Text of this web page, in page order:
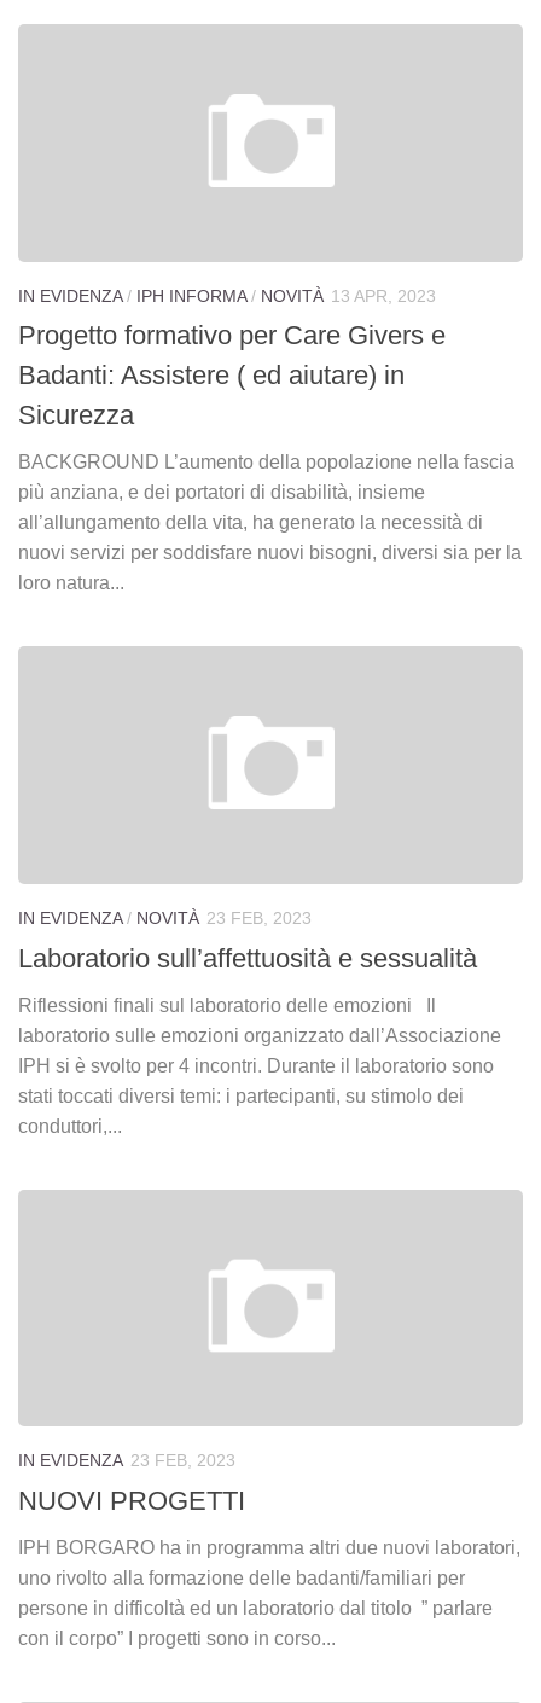
IN EVIDENZA/ IPH INFORMA/ NOVITÀ 13 APR, 2023
Progetto formativo per Care Givers e
Badanti: Assistere ( ed aiutare) in
Sicurezza
BACKGROUND L’aumento della popolazione nella fascia
più anziana, e dei portatori di disabilità, insieme
all’allungamento della vita, ha generato la necessità di
nuovi servizi per soddisfare nuovi bisogni, diversi sia per la
loro natura...
IN EVIDENZA/ NOVITÀ 23 FEB, 2023
Laboratorio sull’affettuosità e sessualità
Riflessioni finali sul laboratorio delle emozioni Il
laboratorio sulle emozioni organizzato dall’Associazione
IPH si è svolto per 4 incontri. Durante il laboratorio sono
stati toccati diversi temi: i partecipanti, su stimolo dei
conduttori,...
IN EVIDENZA 23 FEB, 2023
NUOVI PROGETTI
IPH BORGARO ha in programma altri due nuovi laboratori,
uno rivolto alla formazione delle badanti/familiari per
persone in difficoltà ed un laboratorio dal titolo ” parlare
con il corpo” I progetti sono in corso...